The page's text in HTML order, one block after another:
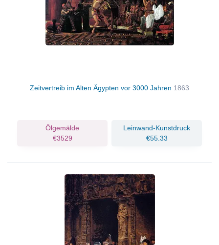
Zeitvertreib im Alten Ägypten vor 3000 Jahren 1863
Ölgemälde
€3529
Leinwand-Kunstdruck
€55.33